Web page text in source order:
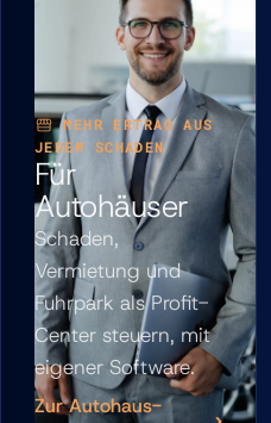
MEHR ERTRAG AUS
JEDEM SCHADEN
Für
Autohäuser
Schaden,
Vermietung und
Fuhrpark als Profit-
Center steuern, mit
eigener Software.
Zur Autohaus-